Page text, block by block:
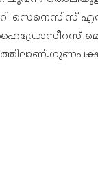
സെനെസിസ്